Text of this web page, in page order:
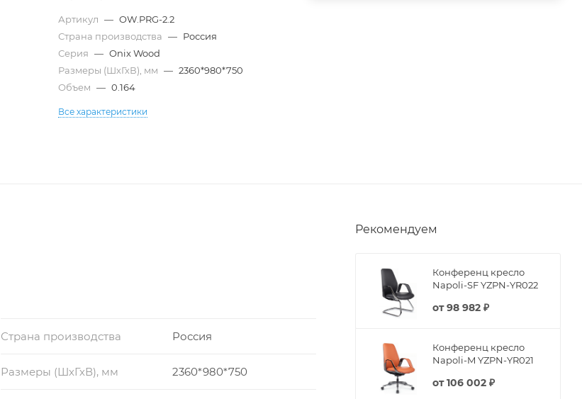
Артикул — OW.PRG-2.2
Страна производства — Россия
Серия — Onix Wood
Размеры (ШхГхВ), мм — 2360*980*750
Объем — 0.164
Все характеристики
Страна производства Россия
Размеры (ШхГхВ), мм 2360*980*750
Рекомендуем
Конференц кресло
Napoli-SF YZPN-YR022
от98 982 ₽
Конференц кресло
Napoli-M YZPN-YR021
от106 002 ₽